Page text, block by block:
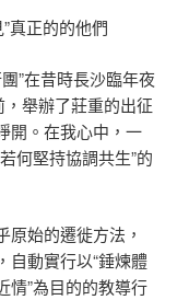
真正的的他們
”在昔時長沙臨年夜
，舉辦了莊重的出征
開。在我心中，一
何堅持協調共生”的
始的遷徙方法，
自動實行以“錘煉體
情”為目的的教導行